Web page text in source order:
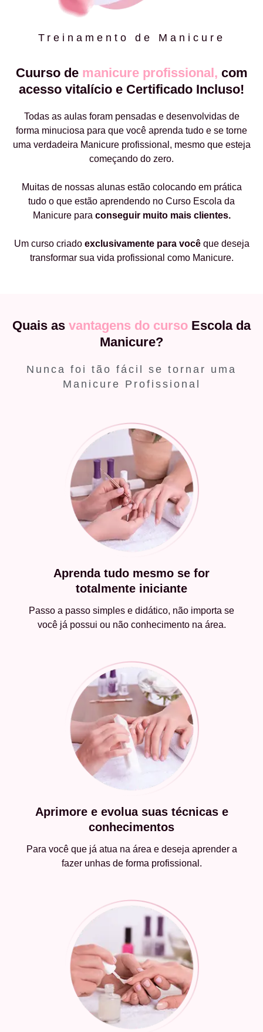
Treinamento de Manicure
Cuurso de manicure profissional, com
acesso vitalício e Certificado Incluso!
Todas as aulas foram pensadas e desenvolvidas de
forma minuciosa para que você aprenda tudo e se torne
uma verdadeira Manicure profissional, mesmo que esteja
começando do zero.
Muitas de nossas alunas estão colocando em prática
tudo o que estão aprendendo no Curso Escola da
Manicure para conseguir muito mais clientes.
Um curso criado exclusivamente para vocêque deseja
transformar sua vida profissional como Manicure.
Quais as vantagens do curso Escola da
Manicure?
Nunca foi tão fácil se tornar uma
Manicure Profissional
Aprenda tudo mesmo se for
totalmente iniciante
Passo a passo simples e didático, não importa se
você já possui ou não conhecimento na área.
Aprimore e evolua suas técnicas e
conhecimentos
Para você que já atua na área e deseja aprender a
fazer unhas de forma profissional.